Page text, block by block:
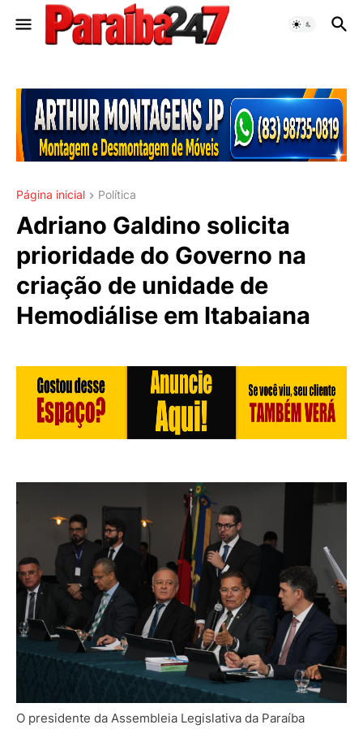
Página inicial Política
Adriano Galdino solicita
prioridade do Governo na
criação de unidade de
Hemodiálise em Itabaiana
O presidente da Assembleia Legislativa da Paraíba